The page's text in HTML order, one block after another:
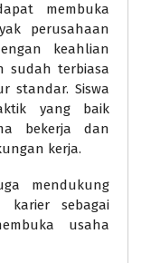
membuka
perusahaan
keahlian
sudah terbiasa
standar. Siswa
yang baik
bekerja dan
kerja.
mendukung
karier sebagai
usaha